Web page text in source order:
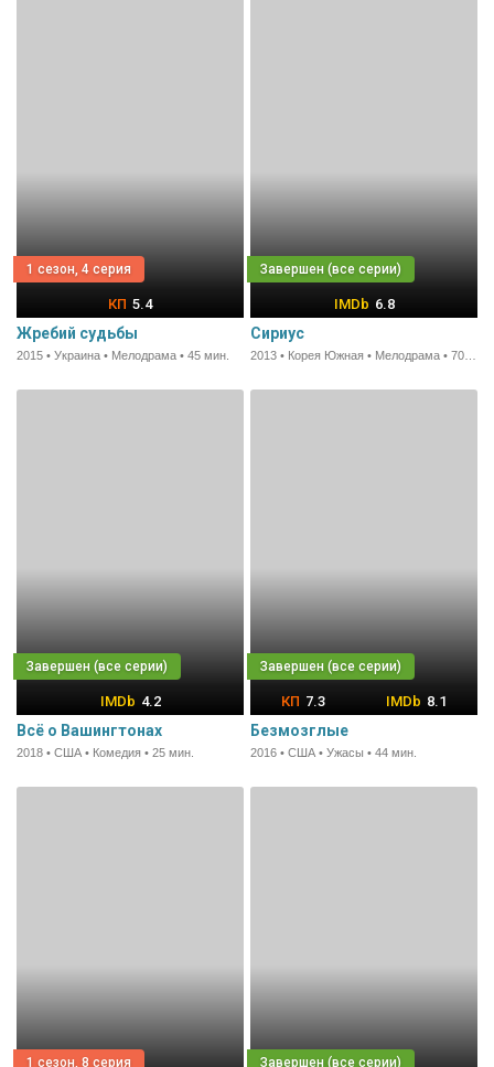
1 сезон, 4 серия
5.4
Жребий судьбы
2015 • Украина • Мелодрама • 45 мин.
6.8
Сириус
4.2
Всё о Вашингтонах
2018 • США • Комедия • 25 мин.
7.3 8.1
Безмозглые
2016 • США • Ужасы • 44 мин.
1 сезон, 8 серия